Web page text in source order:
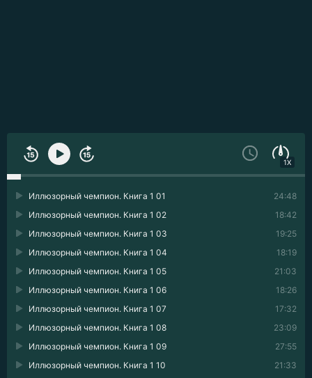
1X
24:48
Иллюзорный чемпион. Книга 1 01
18:42
Иллюзорный чемпион. Книга 1 02
19:25
Иллюзорный чемпион. Книга 1 03
18:19
Иллюзорный чемпион. Книга 1 04
21:03
Иллюзорный чемпион. Книга 1 05
18:26
Иллюзорный чемпион. Книга 1 06
17:32
Иллюзорный чемпион. Книга 1 07
23:09
Иллюзорный чемпион. Книга 1 08
27:55
Иллюзорный чемпион. Книга 1 09
21:33
Иллюзорный чемпион. Книга 1 10